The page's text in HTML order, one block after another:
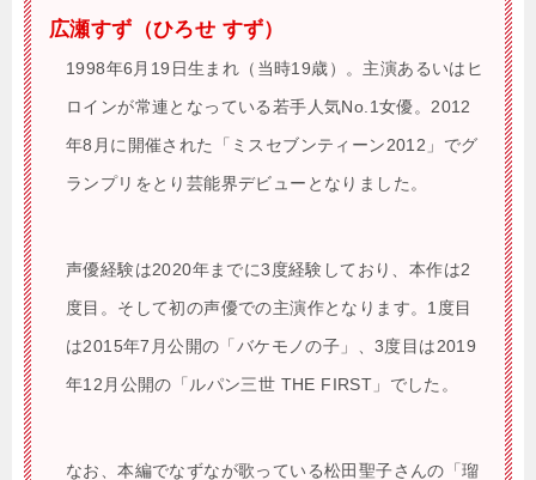
広瀬すず（ひろせ すず）
1998年6月19日生まれ（当時19歳）。主演あるいはヒ
ロインが常連となっている若手人気No.1女優。2012
年8月に開催された「ミスセブンティーン2012」でグ
ランプリをとり芸能界デビューとなりました。
声優経験は2020年までに3度経験しており、本作は2
度目。そして初の声優での主演作となります。1度目
は2015年7月公開の「バケモノの子」、3度目は2019
年12月公開の「ルパン三世 THE FIRST」でした。
なお、本編でなずなが歌っている松田聖子さんの「瑠